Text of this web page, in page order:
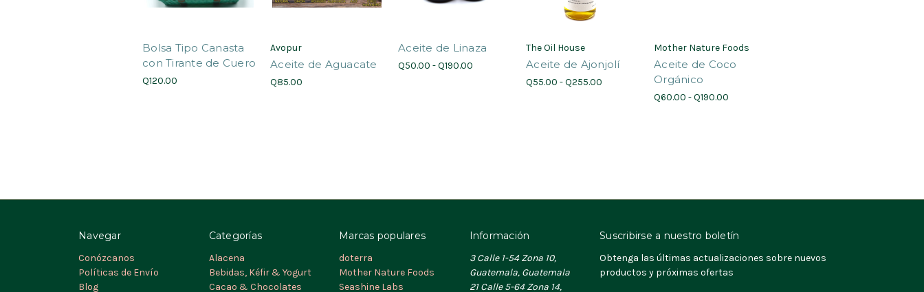
Bolsa Tipo Canasta
con Tirante de Cuero
Q120.00
Avopur
Aceite de Aguacate
Q85.00
Aceite de Linaza
Q50.00 - Q190.00
The Oil House
Aceite de Ajonjolí
Q55.00 - Q255.00
Mother Nature Foods
Aceite de Coco
Orgánico
Q60.00 - Q190.00
Navegar
Conózcanos
Políticas de Envío
Blog
Categorías
Alacena
Bebidas, Kéfir & Yogurt
Cacao & Chocolates
Marcas populares
doterra
Mother Nature Foods
Seashine Labs
Información
3 Calle 1-54 Zona 10,
Guatemala, Guatemala
21 Calle 5-64 Zona 14,
Suscribirse a nuestro boletín
Obtenga las últimas actualizaciones sobre nuevos
productos y próximas ofertas